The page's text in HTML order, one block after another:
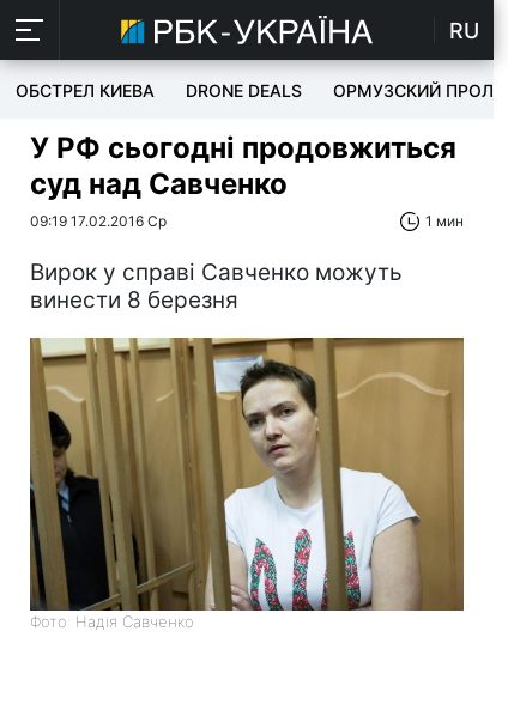
RU
ОБСТРЕЛ КИЕВА DRONE DEALS ОРМУЗСКИЙ ПРОЛИВ
У РФ сьогодні продовжиться
суд над Савченко
09:19 17.02.2016 Ср 1 мин
Вирок у справі Савченко можуть
винести 8 березня
Фото: Надія Савченко